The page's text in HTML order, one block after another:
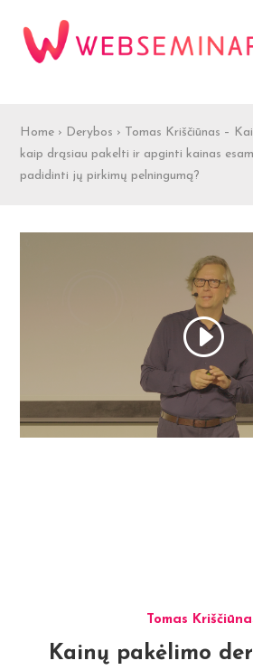
Home › Derybos › Tomas Kriščiūnas –
kaip drąsiau pakelti ir apginti kainas
padidinti jų pirkimų pelningumą?
Tomas
Kainų pakėlimo